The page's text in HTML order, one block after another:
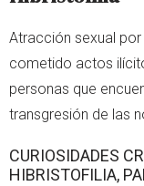
Atracción sexual
cometido actos
personas que
transgresión de las
CURIOSIDADES
HIBRISTOFILIA,